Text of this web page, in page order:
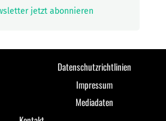
jetzt abonnieren
Datenschutzrichtlinien
Impressum
Mediadaten